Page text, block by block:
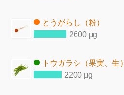
とうがらし（粉）
2600 μg
トウガラシ（果実、生）
2200 μg